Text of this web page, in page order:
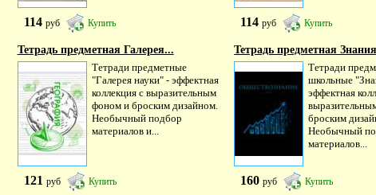
114 руб Купить 114руб Купить
Тетрадь предметная Галерея...
Тетради предметные
"Галерея науки" - эффектная
коллекция с выразительным
фоном и броским дизайном.
Необычный подбор
материалов и...
121 руб Купить
Тетрадь предметная
Тетради
школьные
эффектная
броским
Необычный
материалов...
160руб Купить